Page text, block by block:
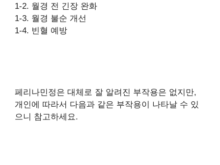
1-2. 월경 전 긴장 완화
1-3. 월경 불순 개선
1-4. 빈혈 예방
페리나민정은 대체로 잘 알려진 부작용은 없지만,
개인에 따라서 다음과 같은 부작용이 나타날 수 있
으니 참고하세요.